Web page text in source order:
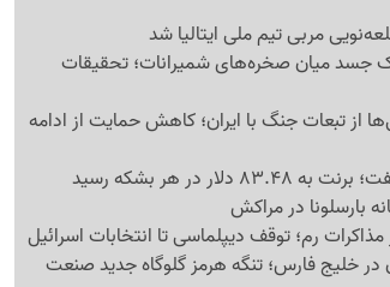
مربی تیم ملی ایتالیا شد
جسد میان صخره‌های شمیرانات؛ تحقیقات
از تبعات جنگ با ایران؛ کاهش حمایت از ادامه
دلار در هر بشکه رسید
بارسلونا در مراکش
رم؛ توقف دیپلماسی تا انتخابات اسرائیل
در خلیج فارس؛ تنگه هرمز گلوگاه جدید صنعت